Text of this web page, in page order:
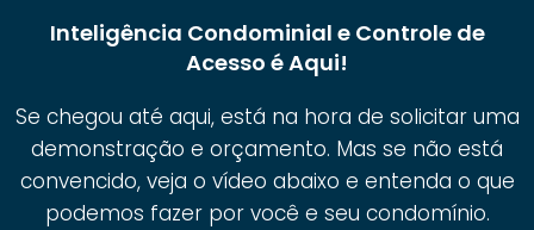
Inteligência Condominial e Controle de
Acesso é Aqui!
Se chegou até aqui, está na hora de solicitar uma
demonstração e orçamento. Mas se não está
convencido, veja o vídeo abaixo e entenda o que
podemos fazer por você e seu condomínio.